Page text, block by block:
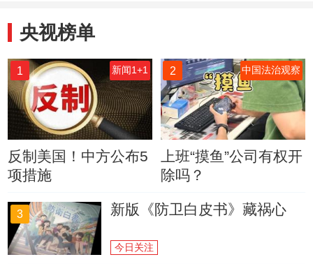
央视榜单
1 新闻1+1
反制美国！中方公布5
项措施
2 中国法治观察
上班“摸鱼”公司有权开
除吗？
3 新版《防卫白皮书》藏祸心
今日关注